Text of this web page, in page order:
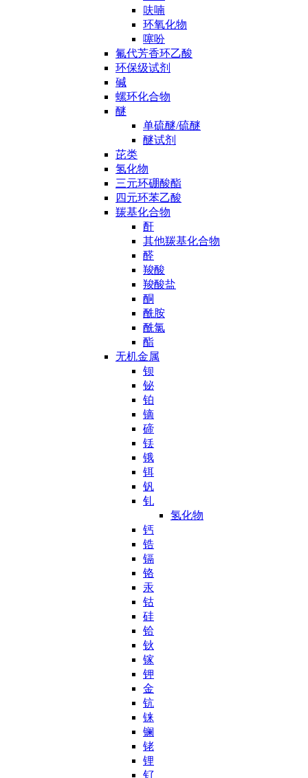
呋喃
环氧化物
噻吩
氟代芳香环乙酸
环保级试剂
碱
螺环化合物
醚
单硫醚/硫醚
醚试剂
芘类
氢化物
三元环硼酸酯
四元环苯乙酸
羰基化合物
酐
其他羰基化合物
醛
羧酸
羧酸盐
酮
酰胺
酰氯
酯
无机金属
钡
铋
铂
镝
碲
铥
锇
铒
钒
钆
氢化物
钙
锆
镉
铬
汞
钴
硅
铪
钬
镓
钾
金
钪
铼
镧
铑
锂
钌